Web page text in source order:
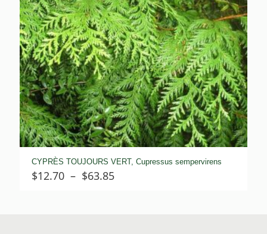
CYPRÈS TOUJOURS VERT, Cupressus sempervirens
$12.70 – $63.85Plage